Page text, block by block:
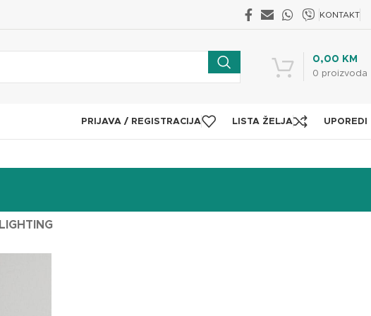
KONTAKT
0 proizvoda
0,00 KM
PRIJAVA / REGISTRACIJA LISTA ŽELJA UPOREDI
LIGHTING